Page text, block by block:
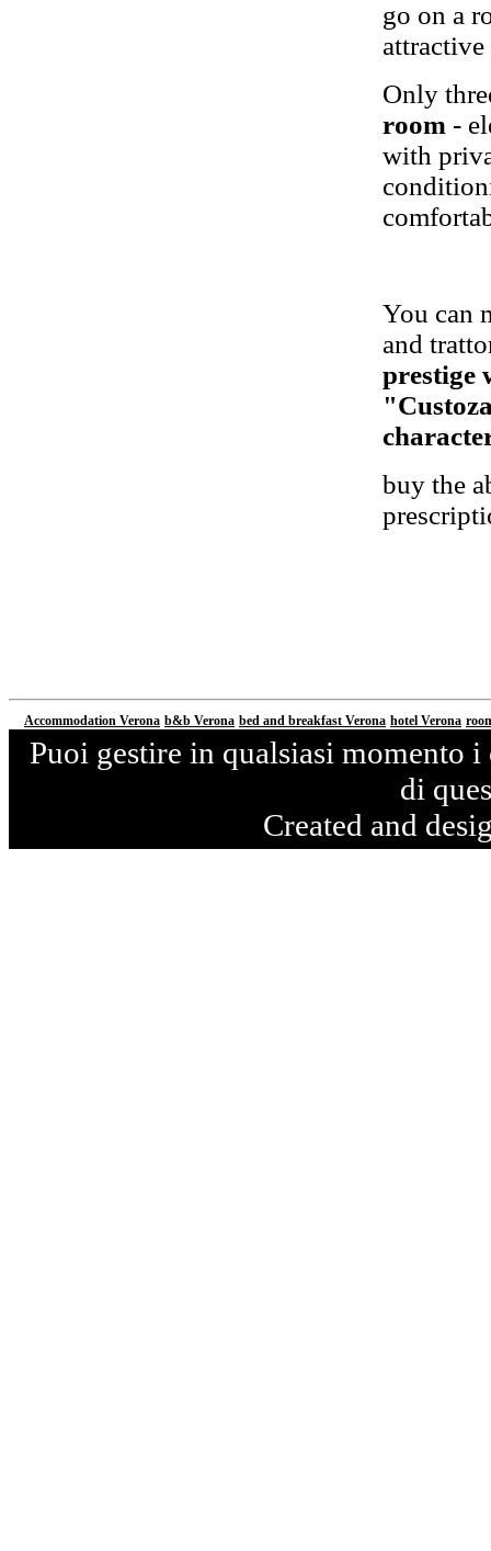
go on a
Only
room -
with
You can
and
prestige
buy the
Accommodation Verona b&b Verona bed and breakfast Verona hotel Verona
Puoi gestire in qualsiasi momento
di
Created and